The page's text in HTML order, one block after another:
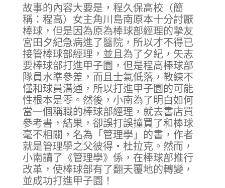
故事的內容大要是，程久保高校（簡
稱：程高）女主角川島南原本十分討厭
棒球，但是因為原為棒球部經理的摯友
宮田夕紀急病進了醫院，所以才不得已
接管棒球部經理，並且為了夕紀，矢志
要棒球部打進甲子園，但是程高棒球部
隊員水準參差，而且士氣低落，教練不
懂和球員溝通，所以打進甲子園的可能
性根本是零。然後，小南為了明白如何
當一個稱職的棒球部經理，就去書店買
參考書，結果，卻誤打誤撞買了和棒球
毫不相關，名為「管理學」的書，作者
就是管理學之父彼得‧杜拉克。然而，
小南讀了《管理學》係，在棒球部推行
改革，使棒球部有了翻天覆地的轉變，
並成功打進甲子園！